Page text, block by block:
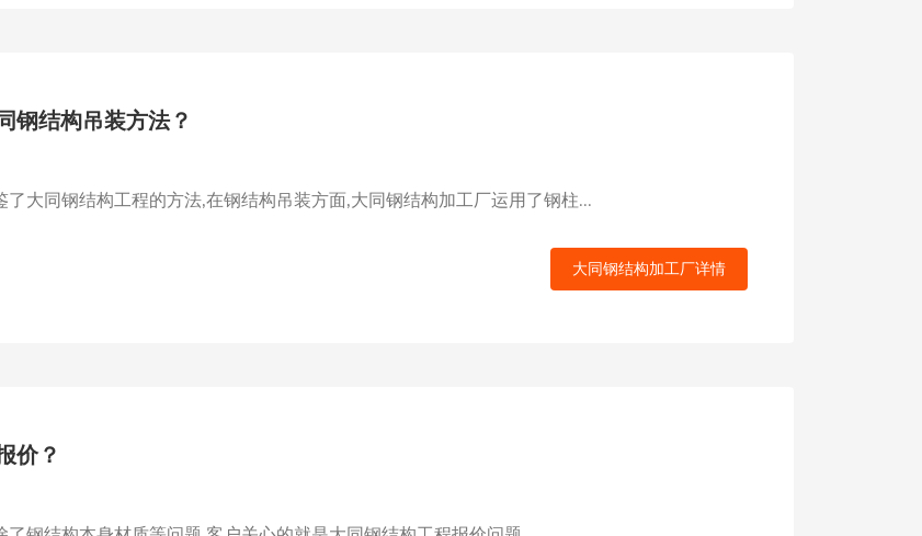
钢结构吊装方法？
大同钢结构工程的方法,在钢结构吊装方面,大同钢结构加工厂运用了钢柱...
大同钢结构加工厂详情
价？